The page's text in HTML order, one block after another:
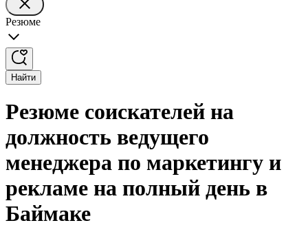
Резюме
Найти
Резюме соискателей на
должность ведущего
менеджера по маркетингу и
рекламе на полный день в
Баймаке